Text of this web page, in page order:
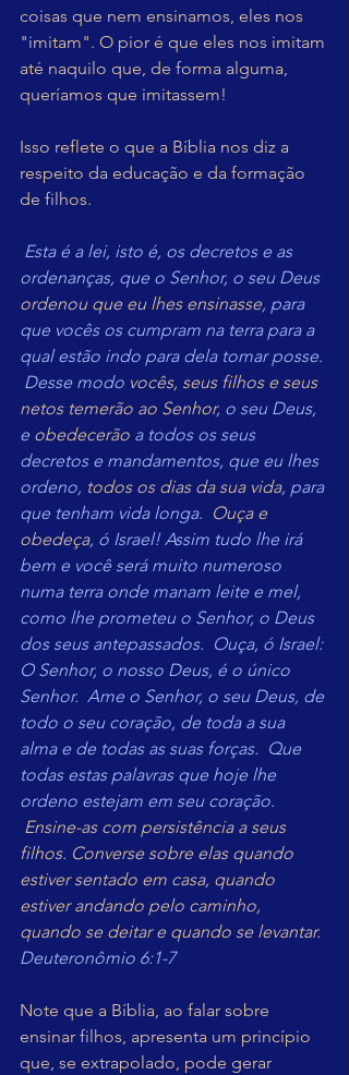
coisas que nem ensinamos, eles nos
"imitam". O pior é que eles nos imitam
até naquilo que, de forma alguma,
queríamos que imitassem!
Isso reflete o que a Bíblia nos diz a
respeito da educação e da formação
de filhos.
Esta é a lei, isto é, os decretos e as
ordenanças, que o Senhor, o seu Deus
ordenou que eu lhes ensinasse, para
que vocês os cumpram na terra para a
qual estão indo para dela tomar posse.
Desse modo vocês, seus filhos e seus
netos temerão ao Senhor, o seu Deus,
e obedecerão a todos os seus
decretos e mandamentos, que eu lhes
ordeno, todos os dias da sua vida, para
que tenham vida longa. Ouça e
obedeça, ó Israel! Assim tudo lhe irá
bem e você será muito numeroso
numa terra onde manam leite e mel,
como lhe prometeu o Senhor, o Deus
dos seus antepassados.  Ouça, ó Israel:
O Senhor, o nosso Deus, é o único
Senhor.  Ame o Senhor, o seu Deus, de
todo o seu coração, de toda a sua
alma e de todas as suas forças.  Que
todas estas palavras que hoje lhe
ordeno estejam em seu coração.
Ensine-as com persistência a seus
filhos. Converse sobre elas quando
estiver sentado em casa, quando
estiver andando pelo caminho,
quando se deitar e quando se levantar.
Deuteronômio 6:1-7
Note que a Bíblia, ao falar sobre
ensinar filhos, apresenta um princípio
que, se extrapolado, pode gerar